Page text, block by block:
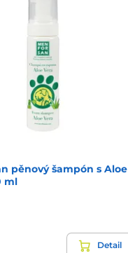
pěnový šampón s Aloe
ml
Detail